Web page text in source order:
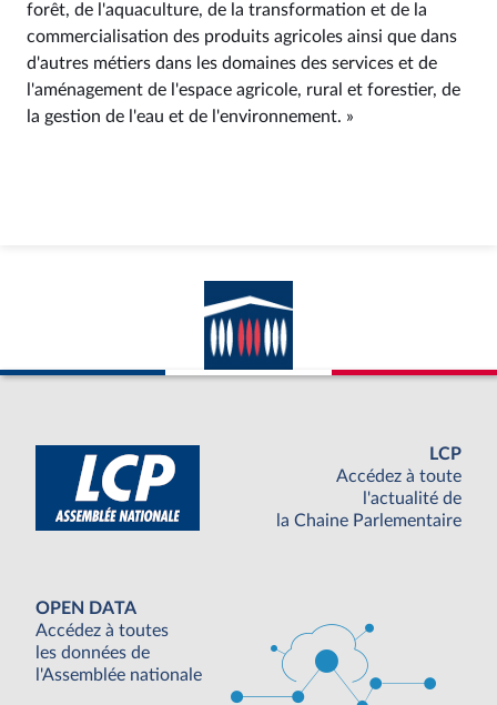
forêt, de l'aquaculture, de la transformation et de la
commercialisation des produits agricoles ainsi que dans
d'autres métiers dans les domaines des services et de
l'aménagement de l'espace agricole, rural et forestier, de
la gestion de l'eau et de l'environnement. »
LCP
Accédez à toute
l'actualité de
la Chaine Parlementaire
OPEN DATA
Accédez à toutes
les données de
l'Assemblée nationale